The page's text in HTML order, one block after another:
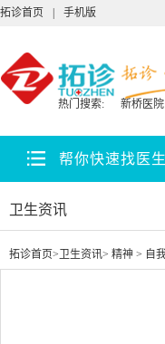
拓诊首页 手机版
热门搜索: 新桥医院
帮你快速找医生
卫生资讯
拓诊首页> 卫生资讯> 精神 > 自